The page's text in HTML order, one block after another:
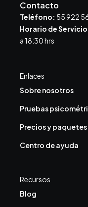
Contacto
Teléfono: 55 922
Horario de
a 18:30 hrs
Enlaces
Sobre nosotros
Pruebas
Precios y paquetes
Centro de ayuda
Recursos
Blog